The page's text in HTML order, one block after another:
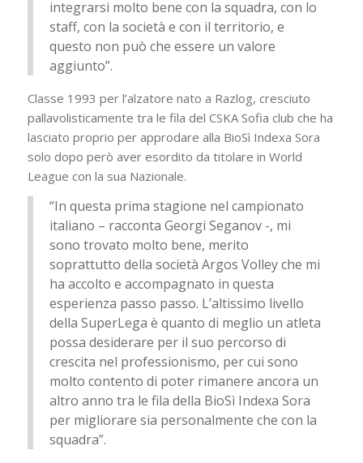
integrarsi molto bene con la squadra, con lo
staff, con la società e con il territorio, e
questo non può che essere un valore
aggiunto”.
Classe 1993 per l’alzatore nato a Razlog, cresciuto
pallavolisticamente tra le fila del CSKA Sofia club che ha
lasciato proprio per approdare alla BioSì Indexa Sora
solo dopo però aver esordito da titolare in World
League con la sua Nazionale.
“In questa prima stagione nel campionato
italiano – racconta Georgi Seganov -, mi
sono trovato molto bene, merito
soprattutto della società Argos Volley che mi
ha accolto e accompagnato in questa
esperienza passo passo. L’altissimo livello
della SuperLega è quanto di meglio un atleta
possa desiderare per il suo percorso di
crescita nel professionismo, per cui sono
molto contento di poter rimanere ancora un
altro anno tra le fila della BioSì Indexa Sora
per migliorare sia personalmente che con la
squadra”.